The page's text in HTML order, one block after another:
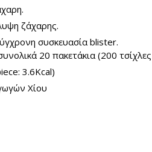
ζάχαρης.
συσκευασία blister.
20 πακετάκια (200
3.6Kcal)
Χίου